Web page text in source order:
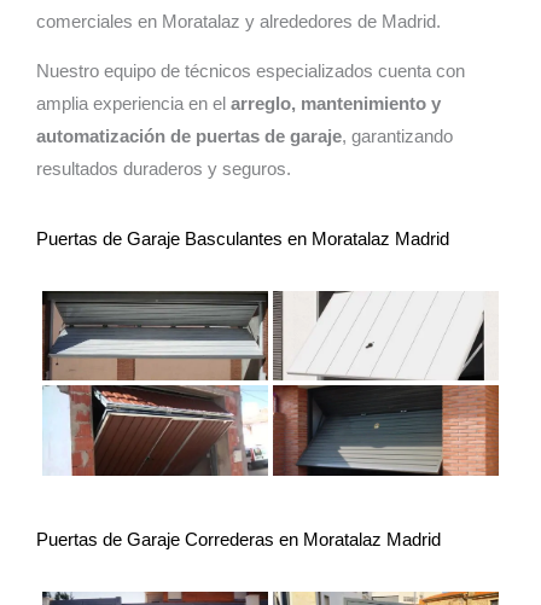
comerciales en Moratalaz y alrededores de Madrid.
Nuestro equipo de técnicos especializados cuenta con
amplia experiencia en el arreglo, mantenimiento y
automatización de puertas de garaje, garantizando
resultados duraderos y seguros.
Puertas de Garaje Basculantes en Moratalaz Madrid
Puertas de Garaje Correderas en Moratalaz Madrid